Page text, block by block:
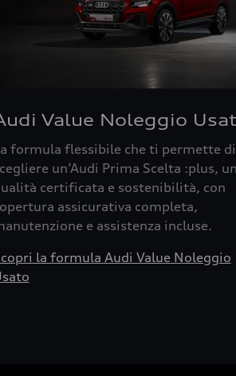
Value Noleggio
formula flessibile che ti permette di
un’Audi Prima Scelta :plus,
certificata e sostenibilità, con
assicurativa completa,
e assistenza incluse.
la formula Audi Value Noleggio